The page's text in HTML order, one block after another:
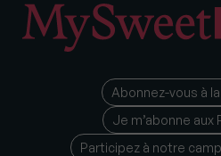
Abonnez-vous à
Je m’abonne aux
Participez à notre